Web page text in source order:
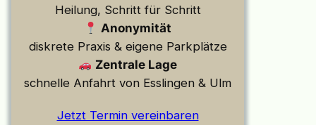
Heilung, Schritt für Schritt
Anonymität
diskrete Praxis & eigene Parkplätze
Zentrale Lage
schnelle Anfahrt von Esslingen & Ulm
Jetzt Termin vereinbaren